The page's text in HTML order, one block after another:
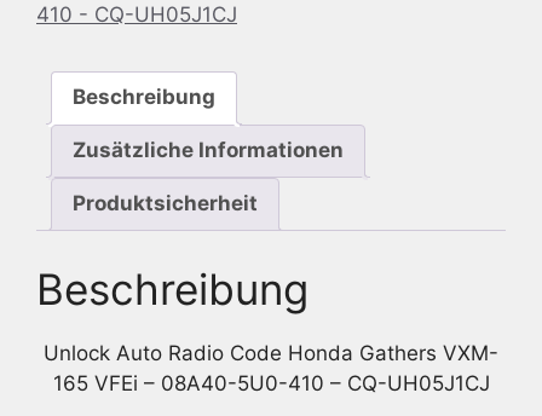
08A40-
410
CQ-
Menge
410 - CQ-UH05J1CJ
Beschreibung
Zusätzliche Informationen
Produktsicherheit
Beschreibung
Unlock Auto Radio Code Honda Gathers VXM-
165 VFEi – 08A40-5U0-410 – CQ-UH05J1CJ